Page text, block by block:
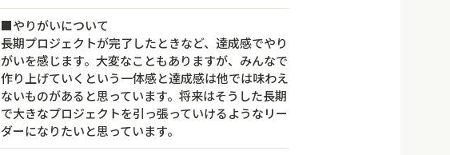
■やりがいについて
長期プロジェクトが完了したときなど、達成感でやり
がいを感じます。大変なこともありますが、みんなで
作り上げていくという一体感と達成感は他では味わえ
ないものがあると思っています。将来はそうした長期
で大きなプロジェクトを引っ張っていけるようなリー
ダーになりたいと思っています。